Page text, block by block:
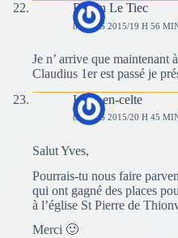
Renan Le Tiec
8 MARS 2015/19 H 56
Je n’ arrive que maintenant
Claudius 1er est passé je
L'arc-en-celte
8 MARS 2015/20 H 45
Salut Yves,
Pourrais-tu nous faire
qui ont gagné des places
à l’église St Pierre de
Merci 🙂